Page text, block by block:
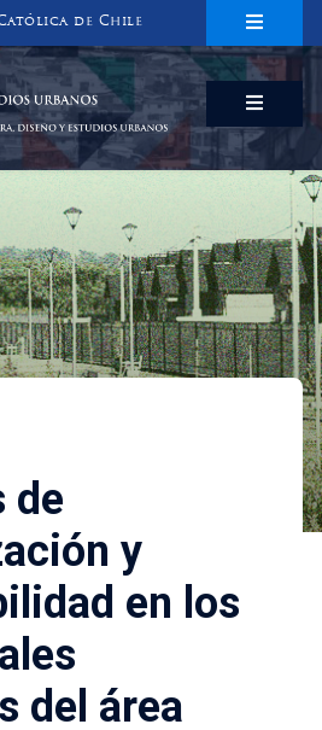
de Chile
URBANOS
DISEÑO Y ESTUDIOS URBANOS
Efectos de urbanización y
de
y
en los
del área